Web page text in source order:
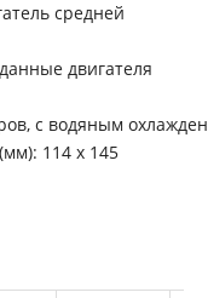
средней
двигателя
с водяным
114 x 145